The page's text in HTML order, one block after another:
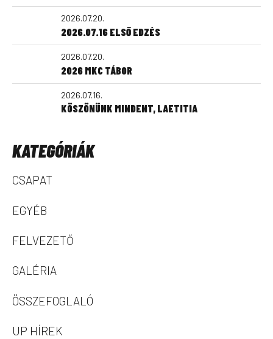
2026.07.20.
2026.07.16 ELSŐ EDZÉS
2026.07.20.
2026 MKC TÁBOR
2026.07.16.
KÖSZÖNÜNK MINDENT, LAETITIA
KATEGÓRIÁK
CSAPAT
EGYÉB
FELVEZETŐ
GALÉRIA
ÖSSZEFOGLALÓ
UP HÍREK